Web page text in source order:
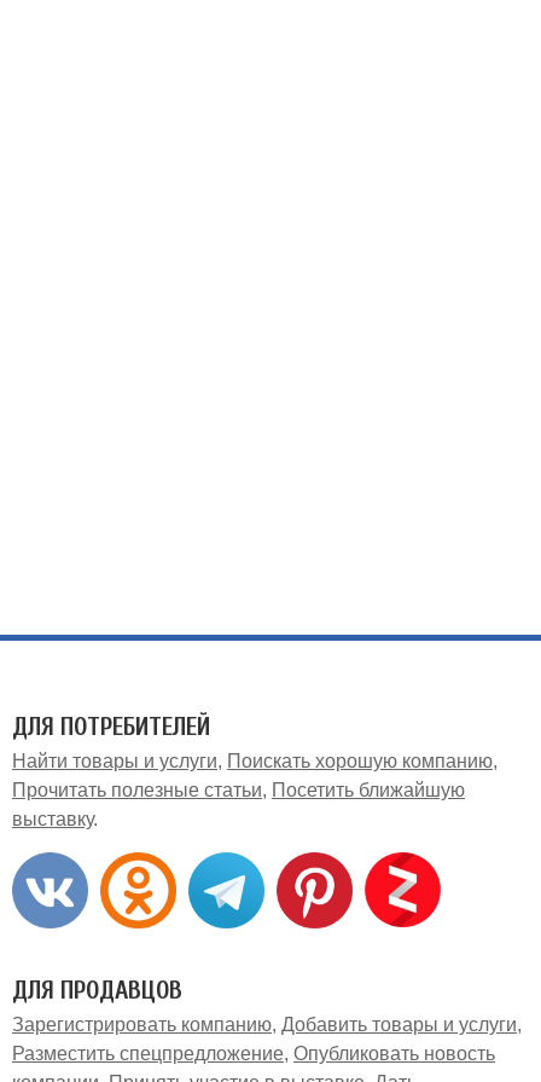
ДЛЯ ПОТРЕБИТЕЛЕЙ
Найти товары и услуги
Поискать хорошую компанию
Прочитать полезные статьи
Посетить ближайшую
выставку
ДЛЯ ПРОДАВЦОВ
Зарегистрировать компанию Добавить товары и услуги
Разместить спецпредложение Опубликовать новость